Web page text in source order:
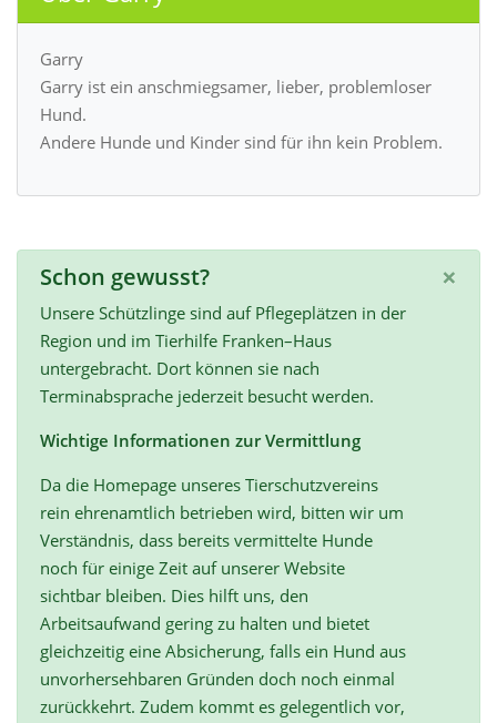
Garry
Garry ist ein anschmiegsamer, lieber, problemloser
Hund.
Andere Hunde und Kinder sind für ihn kein Problem.
×
Schon gewusst?
Unsere Schützlinge sind auf Pflegeplätzen in der
Region und im Tierhilfe Franken–Haus
untergebracht. Dort können sie nach
Terminabsprache jederzeit besucht werden.
Wichtige Informationen zur Vermittlung
Da die Homepage unseres Tierschutzvereins
rein ehrenamtlich betrieben wird, bitten wir um
Verständnis, dass bereits vermittelte Hunde
noch für einige Zeit auf unserer Website
sichtbar bleiben. Dies hilft uns, den
Arbeitsaufwand gering zu halten und bietet
gleichzeitig eine Absicherung, falls ein Hund aus
unvorhersehbaren Gründen doch noch einmal
zurückkehrt. Zudem kommt es gelegentlich vor,